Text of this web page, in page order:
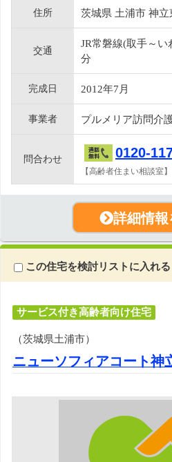
住所 茨城県 土浦市 神立
交通
JR常磐線(取手～
分
完成日 2012年7月
事業者 プルメリア訪問介
問合わせ 0120-
【高齢者住まい相談室】
詳細情報
この住宅を検討リストに入れる
サービス付き高齢者向け住宅
（茨城県土浦市）
ニューソフィアコート神